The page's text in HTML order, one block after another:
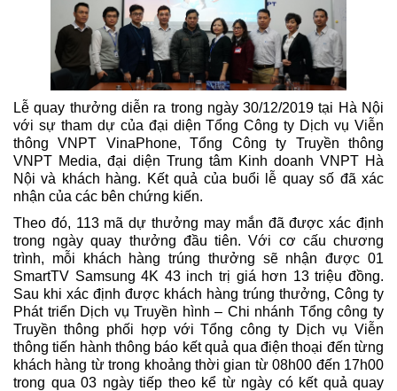
Lễ quay thưởng diễn ra trong ngày 30/12/2019 tại Hà Nội
với sự tham dự của đại diện Tổng Công ty Dịch vụ Viễn
thông VNPT VinaPhone, Tổng Công ty Truyền thông
VNPT Media, đại diện Trung tâm Kinh doanh VNPT Hà
Nội và khách hàng. Kết quả của buổi lễ quay số đã xác
nhận của các bên chứng kiến.
Theo đó, 113 mã dự thưởng may mắn đã được xác định
trong ngày quay thưởng đầu tiên. Với cơ cấu chương
trình, mỗi khách hàng trúng thưởng sẽ nhận được 01
SmartTV Samsung 4K 43 inch trị giá hơn 13 triệu đồng.
Sau khi xác định được khách hàng trúng thưởng, Công ty
Phát triển Dịch vụ Truyền hình – Chi nhánh Tổng công ty
Truyền thông phối hợp với Tổng công ty Dịch vụ Viễn
thông tiến hành thông báo kết quả qua điện thoại đến từng
khách hàng từ trong khoảng thời gian từ 08h00 đến 17h00
trong qua 03 ngày tiếp theo kể từ ngày có kết quả quay